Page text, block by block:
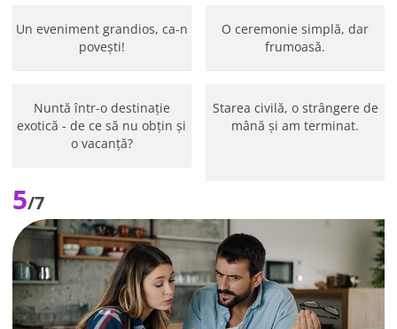
Un eveniment grandios, ca-n
povești!
O ceremonie simplă, dar
frumoasă.
Nuntă într-o destinație
exotică - de ce să nu obțin și
o vacanță?
Starea civilă, o strângere de
mână și am terminat.
5/7